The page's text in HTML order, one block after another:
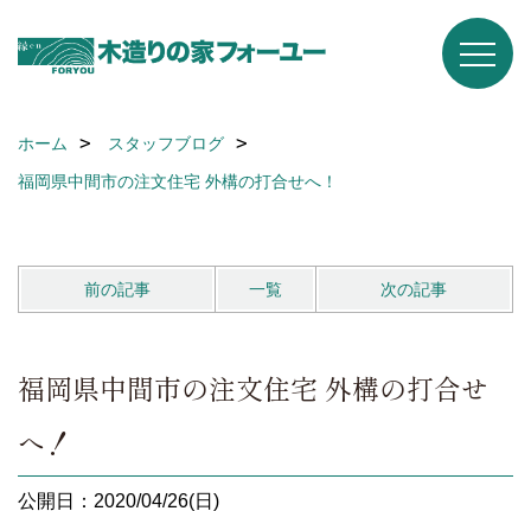
ホーム
スタッフブログ
福岡県中間市の注文住宅 外構の打合せへ！
前の記事 一覧 次の記事
福岡県中間市の注文住宅 外構の打合せ
へ！
公開日：2020/04/26(日)